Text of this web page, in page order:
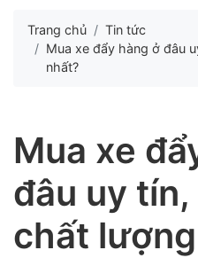
Trang chủ
Tin tức
Mua xe đẩy hàng ở đâu
nhất?
Mua xe
đâu uy
chất